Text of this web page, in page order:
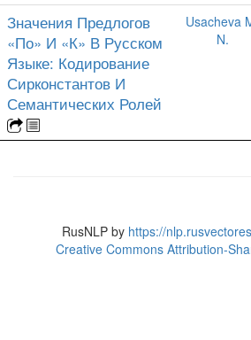
Значения Предлогов
«По» И «К» В Русском
Языке: Кодирование
Сирконстантов И
Семантических Ролей
Usacheva
N.
RusNLP by https://
Creative Commons Attribution-